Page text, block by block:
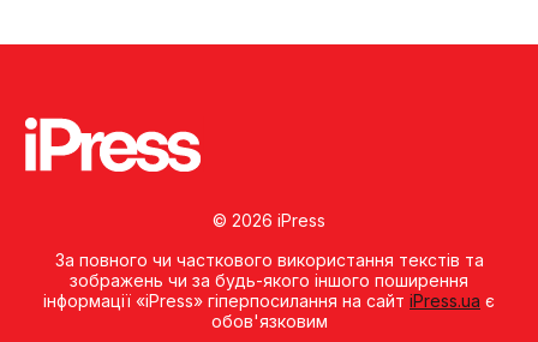
© 2026 iPress
За повного чи часткового використання текстів та
зображень чи за будь-якого іншого поширення
інформації «iPress» гіперпосилання на сайт iPress.ua є
обов'язковим